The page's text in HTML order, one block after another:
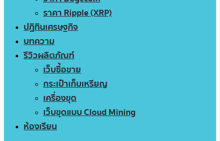
ราคา Ripple (XRP)
ปฏิทินเศรษฐกิจ
บทความ
รีวิวผลิตภัณฑ์
เว็บซื้อขาย
กระเป๋าเก็บเหรียญ
เครื่องขุด
เว็บขุดแบบ Cloud Mining
ห้องเรียน